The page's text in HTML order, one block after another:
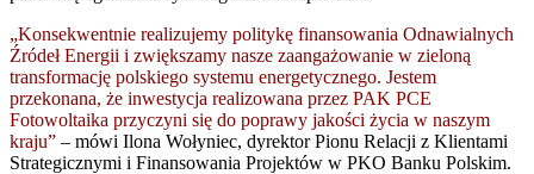
„Konsekwentnie realizujemy politykę finansowania Odnawialnych
Źródeł Energii i zwiększamy nasze zaangażowanie w zieloną
transformację polskiego systemu energetycznego. Jestem
przekonana, że inwestycja realizowana przez PAK PCE
Fotowoltaika przyczyni się do poprawy jakości życia w naszym
kraju” – mówi Ilona Wołyniec, dyrektor Pionu Relacji z Klientami
Strategicznymi i Finansowania Projektów w PKO Banku Polskim.